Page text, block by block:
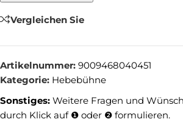
Vergleichen Sie
Artikelnummer: 9009468040451
Kategorie: Hebebühne
Sonstiges: Weitere Fragen und
durch Klick auf ❶ oder ❷ formulieren.